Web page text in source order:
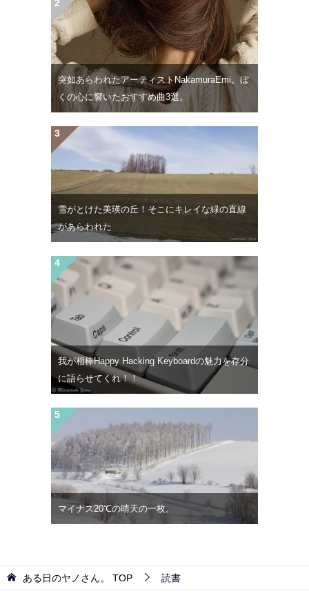
突如あらわれたアーティストNakamuraEmi。ぼ
くの心に響いたおすすめ曲3選。
雪がとけた美瑛の丘！そこにキレイな緑の直線
があらわれた
我が相棒Happy Hacking Keyboardの魅力を存分
に語らせてくれ！！
マイナス20℃の晴天の一枚。
ある日のヤノさん。 TOP 読書